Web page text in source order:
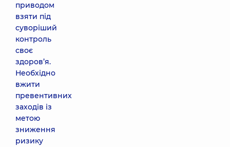
приводом
взяти під
суворіший
контроль
своє
здоров’я.
Необхідно
вжити
превентивних
заходів із
метою
зниження
ризику